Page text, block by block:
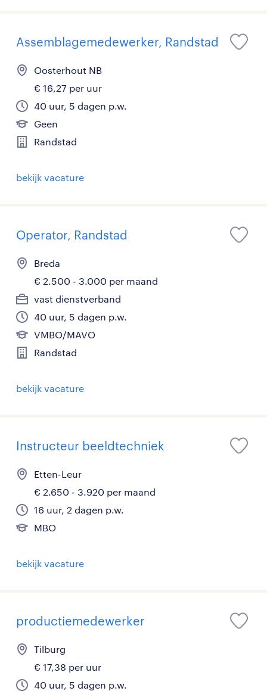
Assemblagemedewerker, Randstad
Oosterhout NB
€ 16,27 per uur
40 uur, 5 dagen p.w.
Geen
Randstad
bekijk vacature
Operator, Randstad
Breda
€ 2.500 - 3.000 per maand
vast dienstverband
40 uur, 5 dagen p.w.
VMBO/MAVO
Randstad
bekijk vacature
Instructeur beeldtechniek
Etten-Leur
€ 2.650 - 3.920 per maand
16 uur, 2 dagen p.w.
MBO
bekijk vacature
productiemedewerker
Tilburg
€ 17,38 per uur
40 uur, 5 dagen p.w.